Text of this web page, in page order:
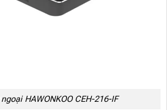
HAWONKOO CEH-216-IF